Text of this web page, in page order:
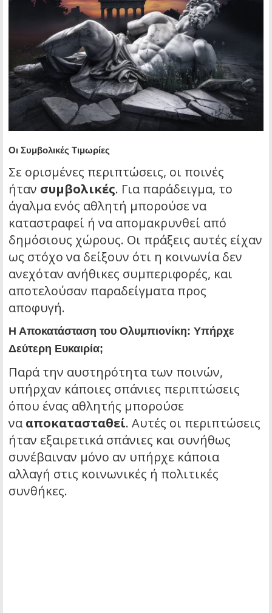
Οι Συμβολικές Τιμωρίες
Σε ορισμένες περιπτώσεις, οι ποινές
ήταν συμβολικές. Για παράδειγμα, το
άγαλμα ενός αθλητή μπορούσε να
καταστραφεί ή να απομακρυνθεί από
δημόσιους χώρους. Οι πράξεις αυτές είχαν
ως στόχο να δείξουν ότι η κοινωνία δεν
ανεχόταν ανήθικες συμπεριφορές, και
αποτελούσαν παραδείγματα προς
αποφυγή.
Η Αποκατάσταση του Ολυμπιονίκη: Υπήρχε
Δεύτερη Ευκαιρία;
Παρά την αυστηρότητα των ποινών,
υπήρχαν κάποιες σπάνιες περιπτώσεις
όπου ένας αθλητής μπορούσε
να αποκατασταθεί. Αυτές οι περιπτώσεις
ήταν εξαιρετικά σπάνιες και συνήθως
συνέβαιναν μόνο αν υπήρχε κάποια
αλλαγή στις κοινωνικές ή πολιτικές
συνθήκες.